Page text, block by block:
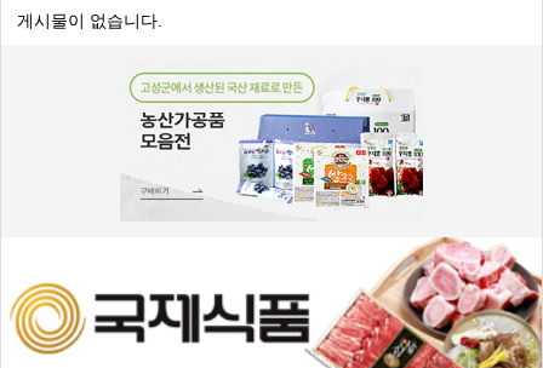
게시물이 없습니다.